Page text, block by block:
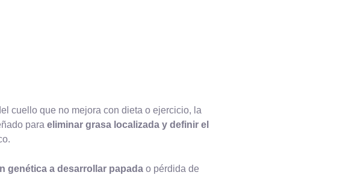
cuello que no mejora con dieta o ejercicio, la
para eliminar grasa localizada y definir el
genética a desarrollar papada o pérdida de